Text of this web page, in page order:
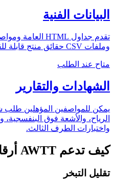
البيانات الفنية
وملفات CSV حقائق منتج قابلة للقراءة آلياً.
متاح عند الطلب
الشهادات والتقارير
واختبارات الطرف الثالث.
كيف تدعم AWTT أرقام الأداء
تقليل التبخر